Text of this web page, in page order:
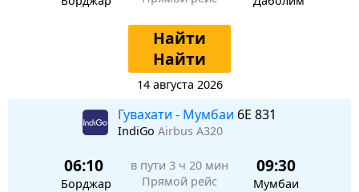
Найти
Найти
14 августа 2026
Гувахати - Мумбаи 6E 831
IndiGo Airbus A320
06:10
Борджар
в пути 3 ч 20 мин
Прямой рейс
09:30
Мумбаи